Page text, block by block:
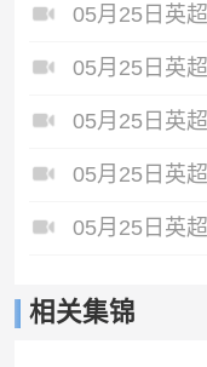
05月25日英
05月25日英
相关集锦